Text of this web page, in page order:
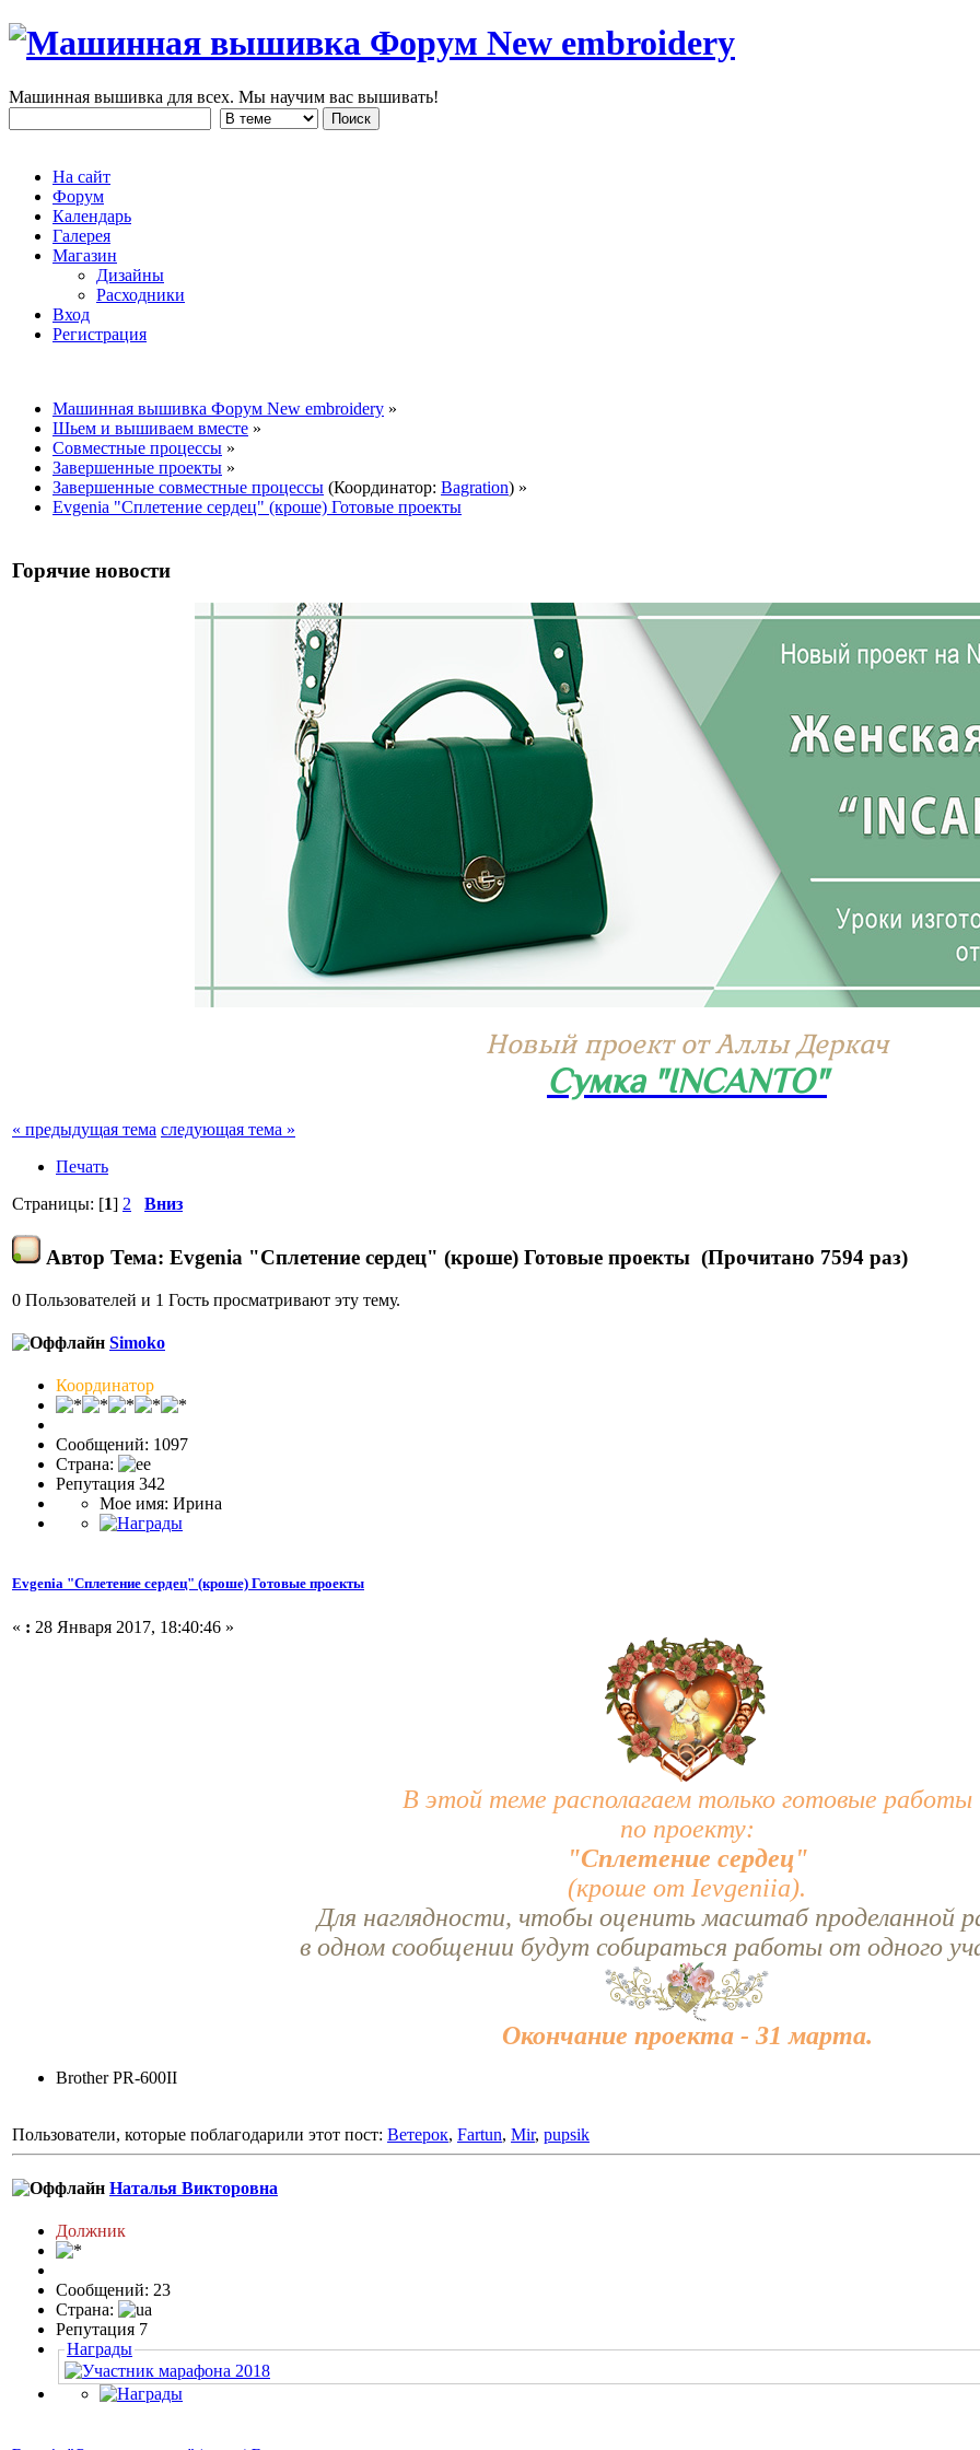
Машинная вышивка для всех. Мы научим вас вышивать!
На сайт
Форум
Календарь
Галерея
Магазин
Дизайны
Расходники
Вход
Регистрация
Машинная вышивка Форум New embroidery »
Шьем и вышиваем вместе »
Совместные процессы »
Завершенные проекты »
Завершенные совместные процессы (Координатор: Bagration) »
Evgenia "Сплетение сердец" (кроше) Готовые проекты
Горячие новости
Новый проект от Аллы Деркач
Сумка "INCANTO"
« предыдущая тема следующая тема »
Печать
Страницы: [1] 2 Вниз
Автор Тема: Evgenia "Сплетение сердец" (кроше) Готовые проекты (Прочитано 7594 раз)
0 Пользователей и 1 Гость просматривают эту тему.
Simoko
Координатор
Сообщений: 1097
Страна:
Репутация 342
Мое имя: Ирина
Evgenia "Сплетение сердец" (кроше) Готовые проекты
« : 28 Января 2017, 18:40:46 »
В этой теме располагаем только готовые работы
по проекту:
"Сплетение сердец"
(кроше от Ievgeniia).
Для наглядности, чтобы оценить масштаб проделанной
в одном сообщении будут собираться работы от одного
Окончание проекта - 31 марта.
Brother PR-600II
Пользователи, которые поблагодарили этот пост: Ветерок, Fartun, Mir, pupsik
Наталья Викторовна
Должник
Сообщений: 23
Страна:
Репутация 7
Награды